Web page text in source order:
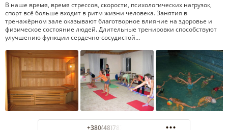
В наше время, время стрессов, скорости, психологических нагрузок,
спорт всё больше входит в ритм жизни человека. Занятия в
тренажёрном зале оказывают благотворное влияние на здоровье и
физическое состояние людей. Длительные тренировки способствуют
улучшению функции сердечно-сосудистой…
+380(48)787-42-00